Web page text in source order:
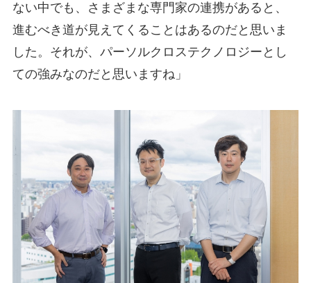
ない中でも、さまざまな専門家の連携があると、
進むべき道が見えてくることはあるのだと思いま
した。それが、パーソルクロステクノロジーとし
ての強みなのだと思いますね」